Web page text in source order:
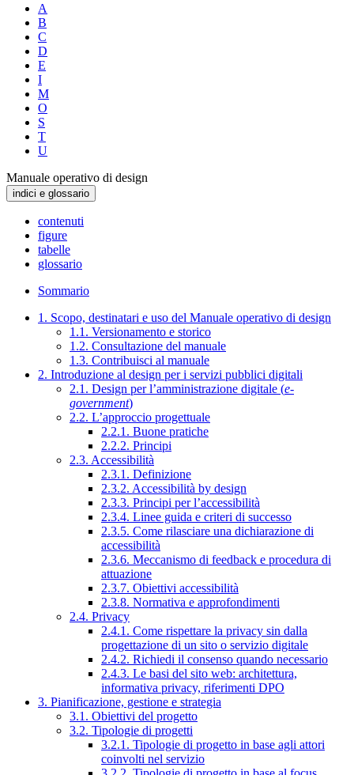
A
B
C
D
E
I
M
O
S
T
U
Manuale operativo di design
indici e glossario
contenuti
figure
tabelle
glossario
Sommario
1. Scopo, destinatari e uso del Manuale operativo di design
1.1. Versionamento e storico
1.2. Consultazione del manuale
1.3. Contribuisci al manuale
2. Introduzione al design per i servizi pubblici digitali
2.1. Design per l’amministrazione digitale (e-
government)
2.2. L’approccio progettuale
2.2.1. Buone pratiche
2.2.2. Principi
2.3. Accessibilità
2.3.1. Definizione
2.3.2. Accessibilità by design
2.3.3. Principi per l’accessibilità
2.3.4. Linee guida e criteri di successo
2.3.5. Come rilasciare una dichiarazione di
accessibilità
2.3.6. Meccanismo di feedback e procedura di
attuazione
2.3.7. Obiettivi accessibilità
2.3.8. Normativa e approfondimenti
2.4. Privacy
2.4.1. Come rispettare la privacy sin dalla
progettazione di un sito o servizio digitale
2.4.2. Richiedi il consenso quando necessario
2.4.3. Le basi del sito web: architettura,
informativa privacy, riferimenti DPO
3. Pianificazione, gestione e strategia
3.1. Obiettivi del progetto
3.2. Tipologie di progetti
3.2.1. Tipologie di progetto in base agli attori
coinvolti nel servizio